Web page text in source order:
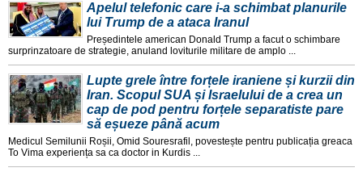
Apelul telefonic care i-a schimbat planurile
lui Trump de a ataca Iranul
Președintele american Donald Trump a facut o schimbare
surprinzatoare de strategie, anuland loviturile militare de amplo ...
Lupte grele între forțele iraniene și kurzii din
Iran. Scopul SUA și Israelului de a crea un
cap de pod pentru forțele separatiste pare
să eșueze până acum
Medicul Semilunii Roșii, Omid Souresrafil, povestește pentru publicația greaca
To Vima experiența sa ca doctor in Kurdis ...